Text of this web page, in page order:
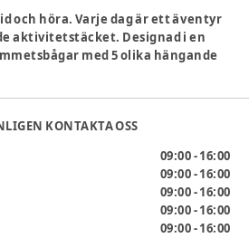
och höra. Varje dag är ett äventyr
aktivitetstäcket. Designad i en
med 5 olika hängande
utveckla barnets sensoriska
koordination. Kombinera
leksaker från Little Dutch Fairy
att skapa en stilfull och bekväm
KONTAKTA OSS
09:00 - 16:00
09:00 - 16:00
09:00 - 16:00
09:00 - 16:00
09:00 - 16:00